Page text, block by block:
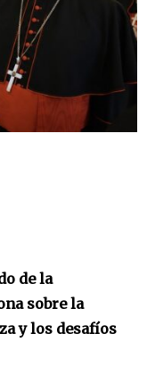
de la
sobre la
y los desafíos